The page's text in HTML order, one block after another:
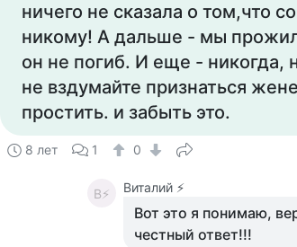
ничего не сказала о том,что
никому! А дальше - мы
он не погиб. И еще - никогда,
не вздумайте признаться
простить. и забыть это.
8 лет 1 0
В⚡ Виталий ⚡️
Вот это я понимаю,
честный ответ!!!